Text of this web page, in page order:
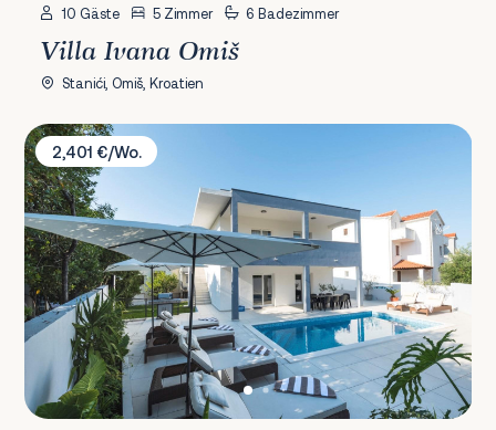
10 Gäste 5 Zimmer 6 Badezimmer
Villa Ivana Omiš
Stanići, Omiš, Kroatien
Villa Lana Holiday Home
2,401 €/Wo.